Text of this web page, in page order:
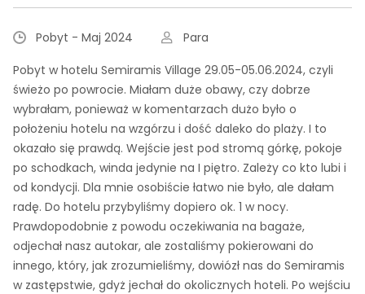
Pobyt - Maj 2024
Para
Pobyt w hotelu Semiramis Village 29.05-05.06.2024, czyli
świeżo po powrocie. Miałam duże obawy, czy dobrze
wybrałam, ponieważ w komentarzach dużo było o
położeniu hotelu na wzgórzu i dość daleko do plaży. I to
okazało się prawdą. Wejście jest pod stromą górkę, pokoje
po schodkach, winda jedynie na I piętro. Zależy co kto lubi i
od kondycji. Dla mnie osobiście łatwo nie było, ale dałam
radę. Do hotelu przybyliśmy dopiero ok. 1 w nocy.
Prawdopodobnie z powodu oczekiwania na bagaże,
odjechał nasz autokar, ale zostaliśmy pokierowani do
innego, który, jak zrozumieliśmy, dowiózł nas do Semiramis
w zastępstwie, gdyż jechał do okolicznych hoteli. Po wejściu